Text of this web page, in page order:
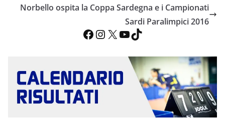
Norbello ospita la Coppa Sardegna e i Campionati
Sardi Paralimpici 2016
Facebook InstagramX YouTube TikTok